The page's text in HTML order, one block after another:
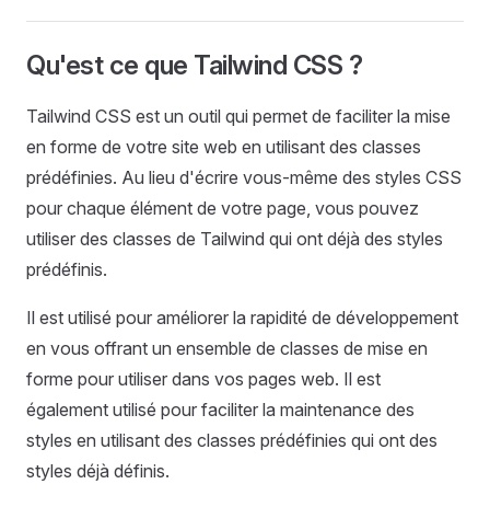
Qu'est ce que Tailwind CSS ?
Tailwind CSS est un outil qui permet de faciliter la mise
en forme de votre site web en utilisant des classes
prédéfinies. Au lieu d'écrire vous-même des styles CSS
pour chaque élément de votre page, vous pouvez
utiliser des classes de Tailwind qui ont déjà des styles
prédéfinis.
Il est utilisé pour améliorer la rapidité de développement
en vous offrant un ensemble de classes de mise en
forme pour utiliser dans vos pages web. Il est
également utilisé pour faciliter la maintenance des
styles en utilisant des classes prédéfinies qui ont des
styles déjà définis.